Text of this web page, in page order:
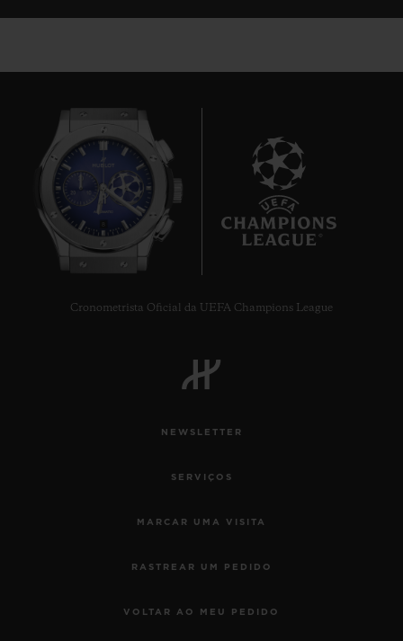
Cronometrista Oficial da UEFA Champions League
NEWSLETTER
SERVIÇOS
MARCAR UMA VISITA
RASTREAR UM PEDIDO
VOLTAR AO MEU PEDIDO